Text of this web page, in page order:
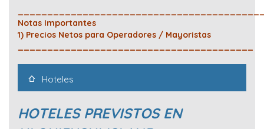
Notas Importantes
1) Precios Netos para Operadores / Mayoristas
Hoteles
HOTELES PREVISTOS EN